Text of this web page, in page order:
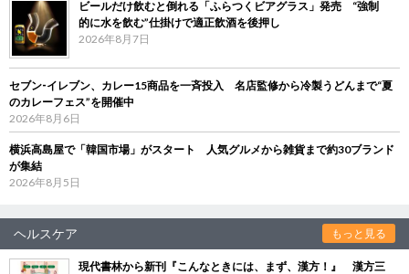
ビールだけ飲むと倒れる「ふらつくビアグラス」発売 “強制
的に水を飲む”仕掛けで適正飲酒を後押し
2026年8月7日
セブン‐イレブン、カレー15商品を一斉投入 名店監修から冷製うどんまで“夏
のカレーフェス”を開催中
2026年8月6日
横浜高島屋で「韓国市場」がスタート 人気グルメから雑貨まで約30ブランド
が集結
2026年8月5日
ヘルスケア もっと見る
現代書林から新刊『こんなときには、まず、漢方！』 漢方三